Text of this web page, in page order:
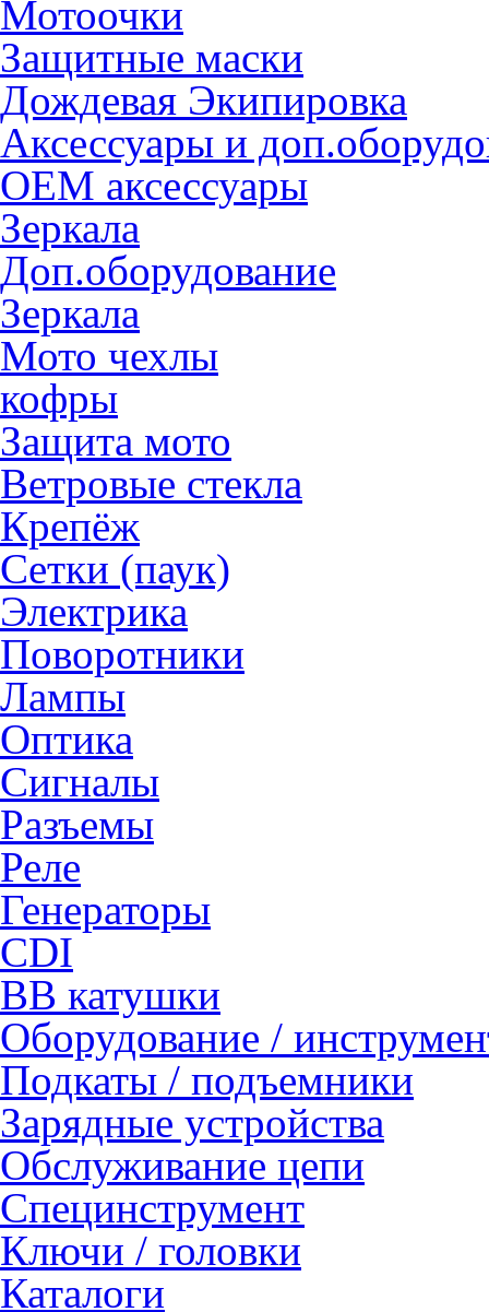
Мотоочки
Защитные маски
Дождевая Экипировка
Аксессуары и
OEM аксессуары
Зеркала
Доп.оборудование
Зеркала
Мото чехлы
кофры
Защита мото
Ветровые стекла
Крепёж
Сетки (паук)
Электрика
Поворотники
Лампы
Оптика
Сигналы
Разъемы
Реле
Генераторы
CDI
ВВ катушки
Оборудование /
Подкаты / подъемники
Зарядные устройства
Обслуживание цепи
Специнструмент
Ключи / головки
Каталоги